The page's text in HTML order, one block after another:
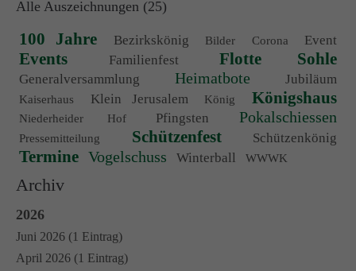
Alle Auszeichnungen (25)
100 Jahre Bezirkskönig Bilder Corona Event
Events Familienfest Flotte Sohle
Generalversammlung Heimatbote Jubiläum
Kaiserhaus Klein Jerusalem König Königshaus
Niederheider Hof Pfingsten Pokalschiessen
Pressemitteilung Schützenfest Schützenkönig
Termine Vogelschuss Winterball WWWK
Archiv
2026
Juni 2026 (1 Eintrag)
April 2026 (1 Eintrag)